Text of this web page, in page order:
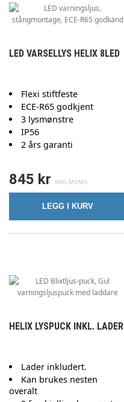
LED VARSELLYS HELIX 8LED
Flexi stiftfeste
ECE-R65 godkjent
3 lysmønstre
IP56
2 års garanti
845 kr
LEGG I KURV
HELIX LYSPUCK INKL. LADER
Lader inkludert.
Kan brukes nesten
overalt